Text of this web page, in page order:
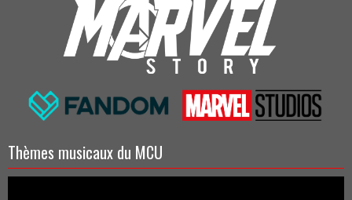
Thèmes musicaux du MCU